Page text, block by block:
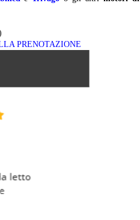
PRENOTAZIONE